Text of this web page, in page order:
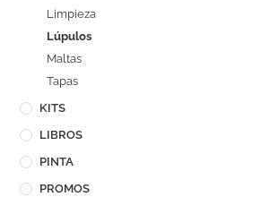
Limpieza
Lúpulos
Maltas
Tapas
KITS
LIBROS
PINTA
PROMOS